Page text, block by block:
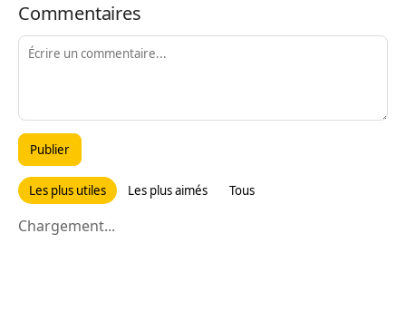
Commentaires
Publier
Les plus utiles Les plus aimés Tous
Chargement...